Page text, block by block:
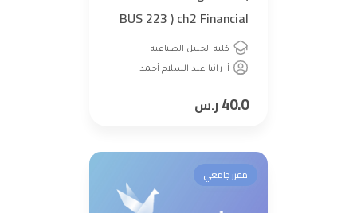
BUS 223 ) ch2 Financial
market and institutions
كلية الجبيل الصناعية
أ. رانيا عبد السلام أحمد
40.0ر.س
مقرر جامعي